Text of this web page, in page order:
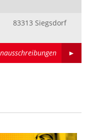
83313 Siegsdorf
►